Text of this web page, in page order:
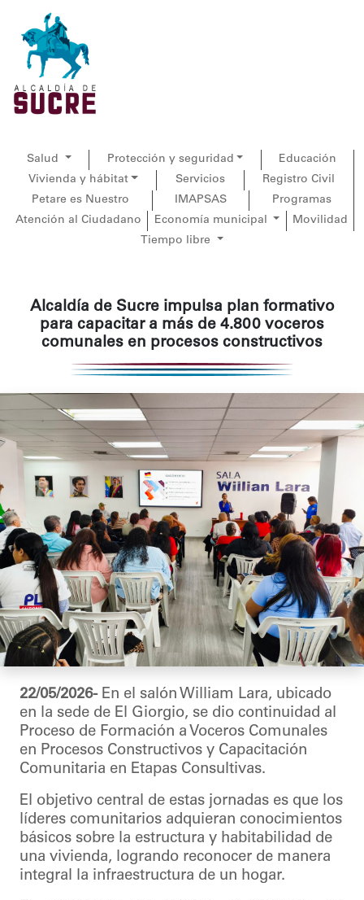
Salud Protección y seguridad
Educación
Vivienda y hábitat
Servicios
Registro Civil
Petare es Nuestro
IMAPSAS
Programas
Atención al Ciudadano
Economía municipal
Movilidad
Tiempo libre
Alcaldía de Sucre impulsa plan formativo
para capacitar a más de 4.800 voceros
comunales en procesos constructivos
22/05/2026-En el salón William Lara, ubicado
en la sede de El Giorgio, se dio continuidad al
Proceso de Formación a Voceros Comunales
en Procesos Constructivos y Capacitación
Comunitaria en Etapas Consultivas.
El objetivo central de estas jornadas es que los
líderes comunitarios adquieran conocimientos
básicos sobre la estructura y habitabilidad de
una vivienda, logrando reconocer de manera
integral la infraestructura de un hogar.